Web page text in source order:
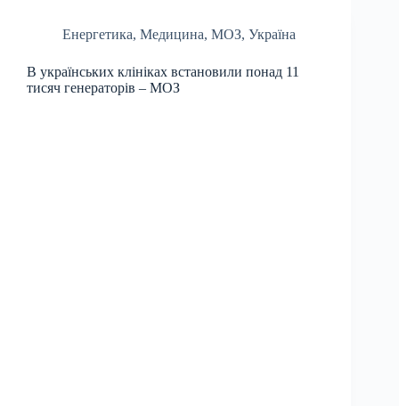
Енергетика, Медицина, МОЗ, Україна
В українських клініках встановили понад 11
тисяч генераторів – МОЗ